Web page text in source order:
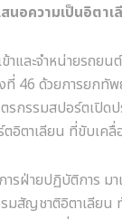
สนอความเป็นอิ
ข้าและจำหน่ายรถ
ที่ 46 ด้วยการยกทั
กรรมสปอร์ตเปิด
อิตาเลียน ที่ขับเคลื่
รฝ่ายปฏิบัติการ มา
มสัญชาติอิตาเลีย